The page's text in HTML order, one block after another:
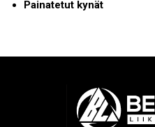
Painatetut kynät